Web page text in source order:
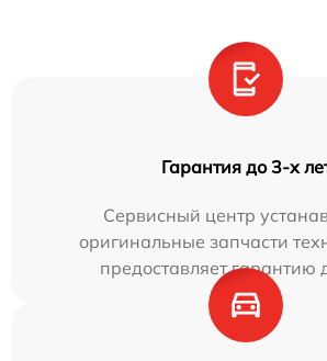
Гарантия до 3-х
Сервисный центр
оригинальные запчасти
предоставляет гарантию